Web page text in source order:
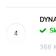
366